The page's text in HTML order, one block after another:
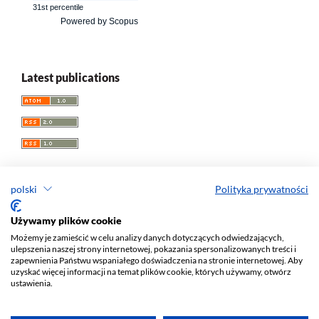
polski Polityka prywatności
Używamy plików cookie
Możemy je zamieścić w celu analizy danych dotyczących odwiedzających,
ulepszenia naszej strony internetowej, pokazania spersonalizowanych treści i
zapewnienia Państwu wspaniałego doświadczenia na stronie internetowej. Aby
uzyskać więcej informacji na temat plików cookie, których używamy, otwórz
ustawienia.
31st percentile
Powered by Scopus
Latest publications
Przegląd Socjologii Jakościowej
e-ISSN 1733-8069
Redaktor naczelny: Krzysztof Tomasz Konecki
Wydawca: Wydawnictwo Uniwersytetu Łódzkiego (www)